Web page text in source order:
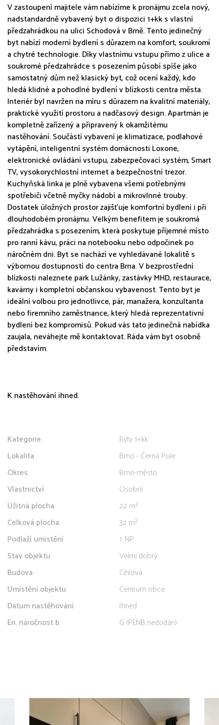
V zastoupení majitele vám nabízíme k pronájmu zcela nový,
nadstandardně vybavený byt o dispozici 1+kk s vlastní
předzahrádkou na ulici Schodová v Brně. Tento jedinečný
byt nabízí moderní bydlení s důrazem na komfort, soukromí
a chytré technologie. Díky vlastnímu vstupu přímo z ulice a
soukromé předzahrádce s posezením působí spíše jako
samostatný dům než klasický byt, což ocení každý, kdo
hledá klidné a pohodlné bydlení v blízkosti centra města.
Interiér byl navržen na míru s důrazem na kvalitní materiály,
praktické využití prostoru a nadčasový design. Apartmán je
kompletně zařízený a připravený k okamžitému
nastěhování. Součástí vybavení je klimatizace, podlahové
vytápění, inteligentní systém domácnosti Loxone,
elektronické ovládání vstupu, zabezpečovací systém, Smart
TV, vysokorychlostní internet a bezpečnostní trezor.
Kuchyňská linka je plně vybavena všemi potřebnými
spotřebiči včetně myčky nádobí a mikrovlnné trouby.
Dostatek úložných prostor zajišťuje komfortní bydlení i při
dlouhodobém pronájmu. Velkým benefitem je soukromá
předzahrádka s posezením, která poskytuje příjemné místo
pro ranní kávu, práci na notebooku nebo odpočinek po
náročném dni. Byt se nachází ve vyhledávané lokalitě s
výbornou dostupností do centra Brna. V bezprostřední
blízkosti naleznete park Lužánky, zastávky MHD, restaurace,
kavárny i kompletní občanskou vybavenost. Tento byt je
ideální volbou pro jednotlivce, pár, manažera, konzultanta
nebo firemního zaměstnance, který hledá reprezentativní
bydlení bez kompromisů. Pokud vás tato jedinečná nabídka
zaujala, neváhejte mě kontaktovat. Ráda vám byt osobně
představím.
K nastěhování ihned.
Kategorie
Byty 1+kk
Lokalita
Brno - Černá Pole
Okres
Brno-město
Vlastnictví
Osobní
Užitná plocha
22 m²
Celková plocha
32 m²
Podlaží umístění
1. NP
Stav objektu
Velmi dobrý
Budova
Cihlová
Umístění objektu
Centrum obce
Datum nastěhování
Ihned
En. náročnost b.
G (PENB nedodán)